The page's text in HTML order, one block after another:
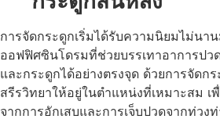
การจัดกระดูกเริ่มได้รับความนิยมไม่นา
ออฟฟิศซินโดรมที่ช่วยบรรเทาอาการปว
และกระดูกได้อย่างตรงจุด ด้วยการจัดก
สรีรวิทยาให้อยู่ในตำแหน่งที่เหมาะสม เ
จากการอักเสบและการเจ็บปวดจากท่ว